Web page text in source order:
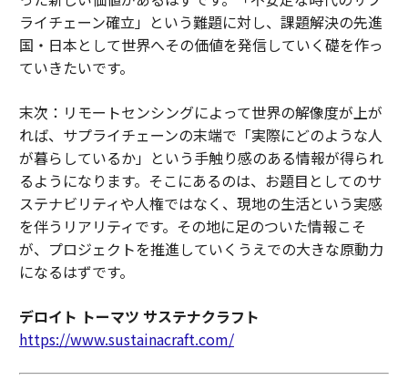
ライチェーン確立」という難題に対し、課題解決の先進
国・日本として世界へその価値を発信していく礎を作っ
ていきたいです。
末次：リモートセンシングによって世界の解像度が上が
れば、サプライチェーンの末端で「実際にどのような人
が暮らしているか」という手触り感のある情報が得られ
るようになります。そこにあるのは、お題目としてのサ
ステナビリティや人権ではなく、現地の生活という実感
を伴うリアリティです。その地に足のついた情報こそ
が、プロジェクトを推進していくうえでの大きな原動力
になるはずです。
デロイト トーマツ サステナクラフト
https://www.sustainacraft.com/